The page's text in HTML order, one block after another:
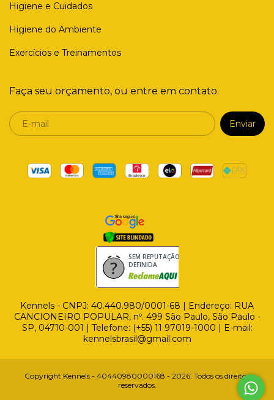
Higiene e Cuidados
Higiene do Ambiente
Exercícios e Treinamentos
Faça seu orçamento, ou entre em contato.
SEM REPUTAÇÃO
DEFINIDA
Kennels - CNPJ: 40.440.980/0001-68 | Endereço: RUA
CANCIONEIRO POPULAR, nº. 499 São Paulo, São Paulo -
SP, 04710-001 | Telefone: (+55) 11 97019-1000‬ | E-mail:
kennelsbrasil@gmail.com
Copyright Kennels - 40440980000168 - 2026. Todos os direitos
reservados.